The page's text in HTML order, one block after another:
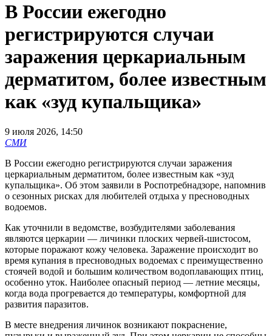
В России ежегодно
регистрируются случаи
заражения церкариальным
дерматитом, более известным
как «зуд купальщика»
9 июля 2026, 14:50
СМИ
В России ежегодно регистрируются случаи заражения
церкариальным дерматитом, более известным как «зуд
купальщика». Об этом заявили в Роспотребнадзоре, напомнив
о сезонных рисках для любителей отдыха у пресноводных
водоемов.
Как уточнили в ведомстве, возбудителями заболевания
являются церкарии — личинки плоских червей-шистосом,
которые поражают кожу человека. Заражение происходит во
время купания в пресноводных водоемах с преимущественно
стоячей водой и большим количеством водоплавающих птиц,
особенно уток. Наиболее опасный период — летние месяцы,
когда вода прогревается до температуры, комфортной для
развития паразитов.
В месте внедрения личинок возникают покраснение,